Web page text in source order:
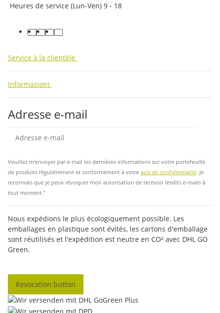
Heures de service (Lun-Ven) 9 - 18
facebook
youtube
instagram
tiktok
Service à la clientèle
Informazioni
Adresse e-mail
Veuillez m'envoyer par e-mail les dernières informations sur votre portefeuille
de produits régulièrement et conformément à votre avis de confidentialité. Je
reconnais que je peux révoquer mon autorisation de recevoir lesdits e-mails à
tout moment."
Nous expédions le plus écologiquement possible. Les
emballages en plastique sont évités, les cartons d'emballage
sont réutilisés et l'expédition est neutre en CO² avec DHL GO
Green.
Revocation button